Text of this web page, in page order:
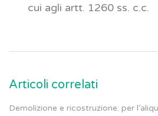
cui agli artt. 1260 ss. c.c.
Articoli correlati
Demolizione e ricostruzione: per